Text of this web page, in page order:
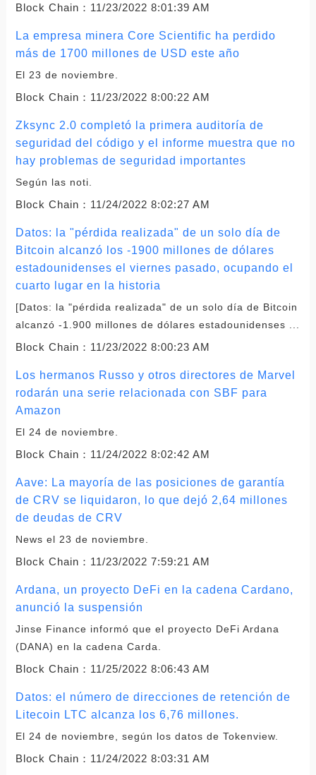
Block Chain： 11/23/2022 8:01:39 AM
La empresa minera Core Scientific ha perdido
más de 1700 millones de USD este año
El 23 de noviembre.
Block Chain： 11/23/2022 8:00:22 AM
Zksync 2.0 completó la primera auditoría de
seguridad del código y el informe muestra que no
hay problemas de seguridad importantes
Según las noti.
Block Chain： 11/24/2022 8:02:27 AM
Datos: la "pérdida realizada" de un solo día de
Bitcoin alcanzó los -1900 millones de dólares
estadounidenses el viernes pasado, ocupando el
cuarto lugar en la historia
[Datos: la "pérdida realizada" de un solo día de Bitcoin
alcanzó -1.900 millones de dólares estadounidenses ...
Block Chain： 11/23/2022 8:00:23 AM
Los hermanos Russo y otros directores de Marvel
rodarán una serie relacionada con SBF para
Amazon
El 24 de noviembre.
Block Chain： 11/24/2022 8:02:42 AM
Aave: La mayoría de las posiciones de garantía
de CRV se liquidaron, lo que dejó 2,64 millones
de deudas de CRV
News el 23 de noviembre.
Block Chain： 11/23/2022 7:59:21 AM
Ardana, un proyecto DeFi en la cadena Cardano,
anunció la suspensión
Jinse Finance informó que el proyecto DeFi Ardana
(DANA) en la cadena Carda.
Block Chain： 11/25/2022 8:06:43 AM
Datos: el número de direcciones de retención de
Litecoin LTC alcanza los 6,76 millones.
El 24 de noviembre, según los datos de Tokenview.
Block Chain： 11/24/2022 8:03:31 AM